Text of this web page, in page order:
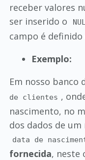
receber valores
ser inserido o
campo é definido
Exemplo:
Em nosso banco
de clientes ,
nascimento, no
dos dados de
data de
fornecida, neste